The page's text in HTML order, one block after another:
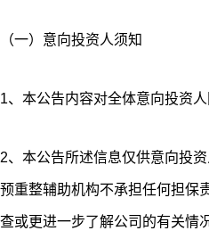
（一）意向投资人须知
1、本公告内容对全体意向投资人
2、本公告所述信息仅供意向投
重整辅助机构不承担任何担保
或更进一步了解公司的有关情